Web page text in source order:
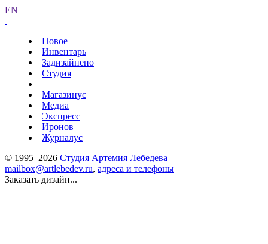
EN
Новое
Инвентарь
Задизайнено
Студия
Магазинус
Медиа
Экспресс
Иронов
Журналус
© 1995–2026 Студия Артемия Лебедева
mailbox@artlebedev.ru, адреса и телефоны
Заказать дизайн...